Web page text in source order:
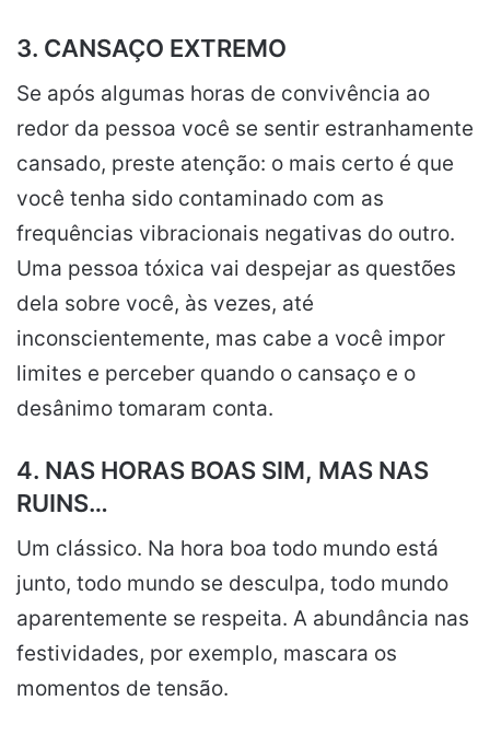
3. CANSAÇO EXTREMO
Se após algumas horas de convivência ao
redor da pessoa você se sentir estranhamente
cansado, preste atenção: o mais certo é que
você tenha sido contaminado com as
frequências vibracionais negativas do outro.
Uma pessoa tóxica vai despejar as questões
dela sobre você, às vezes, até
inconscientemente, mas cabe a você impor
limites e perceber quando o cansaço e o
desânimo tomaram conta.
4. NAS HORAS BOAS SIM, MAS NAS
RUINS…
Um clássico. Na hora boa todo mundo está
junto, todo mundo se desculpa, todo mundo
aparentemente se respeita. A abundância nas
festividades, por exemplo, mascara os
momentos de tensão.